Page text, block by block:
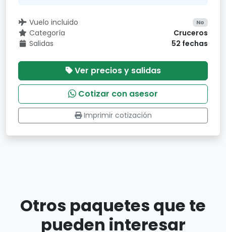
Vuelo incluido No
Categoría
Cruceros
Salidas
52 fechas
Ver precios y salidas
Cotizar con asesor
Imprimir cotización
Otros paquetes que te
pueden interesar